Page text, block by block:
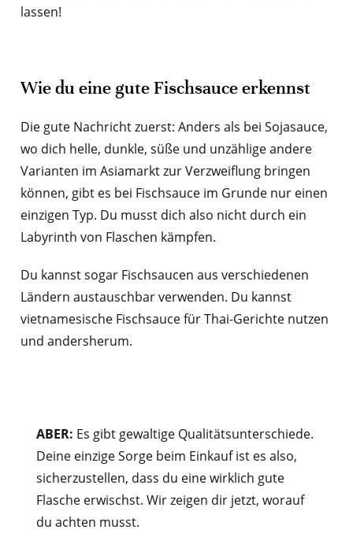
lassen!
Wie du eine gute Fischsauce erkennst
Die gute Nachricht zuerst: Anders als bei Sojasauce,
wo dich helle, dunkle, süße und unzählige andere
Varianten im Asiamarkt zur Verzweiflung bringen
können, gibt es bei Fischsauce im Grunde nur einen
einzigen Typ. Du musst dich also nicht durch ein
Labyrinth von Flaschen kämpfen.
Du kannst sogar Fischsaucen aus verschiedenen
Ländern austauschbar verwenden. Du kannst
vietnamesische Fischsauce für Thai-Gerichte nutzen
und andersherum.
ABER: Es gibt gewaltige Qualitätsunterschiede.
Deine einzige Sorge beim Einkauf ist es also,
sicherzustellen, dass du eine wirklich gute
Flasche erwischst. Wir zeigen dir jetzt, worauf
du achten musst.